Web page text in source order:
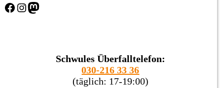
Facebook Instagram Mastodon
Schwules Überfalltelefon:
030-216 33 36
(täglich: 17-19:00)